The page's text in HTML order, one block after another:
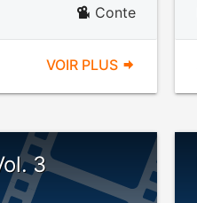
Conte
VOIR PLUS
3